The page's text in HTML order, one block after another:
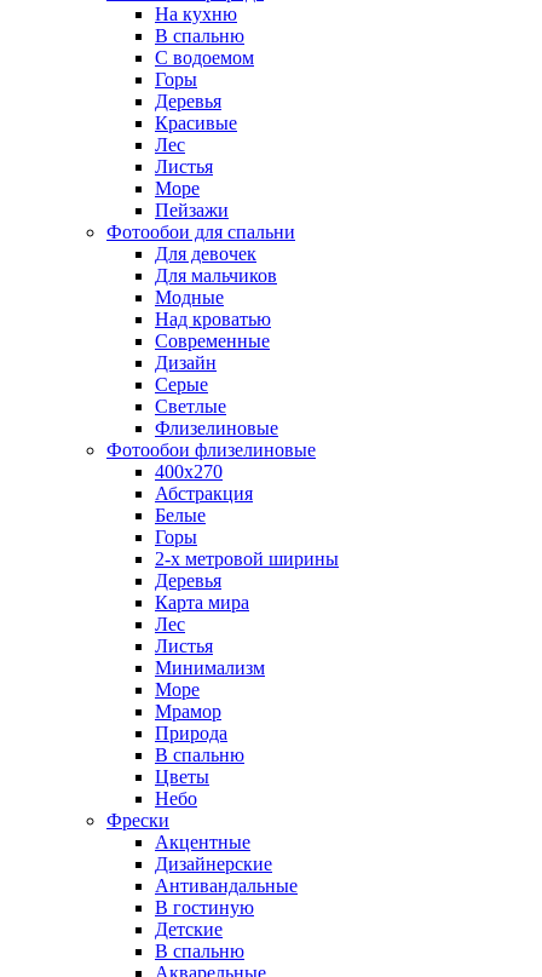
На кухню
В спальню
С водоемом
Горы
Деревья
Красивые
Лес
Листья
Море
Пейзажи
Фотообои для спальни
Для девочек
Для мальчиков
Модные
Над кроватью
Современные
Дизайн
Серые
Светлые
Флизелиновые
Фотообои флизелиновые
400х270
Абстракция
Белые
Горы
2-х метровой ширины
Деревья
Карта мира
Лес
Листья
Минимализм
Море
Мрамор
Природа
В спальню
Цветы
Небо
Фрески
Акцентные
Дизайнерские
Антивандальные
В гостиную
Детские
В спальню